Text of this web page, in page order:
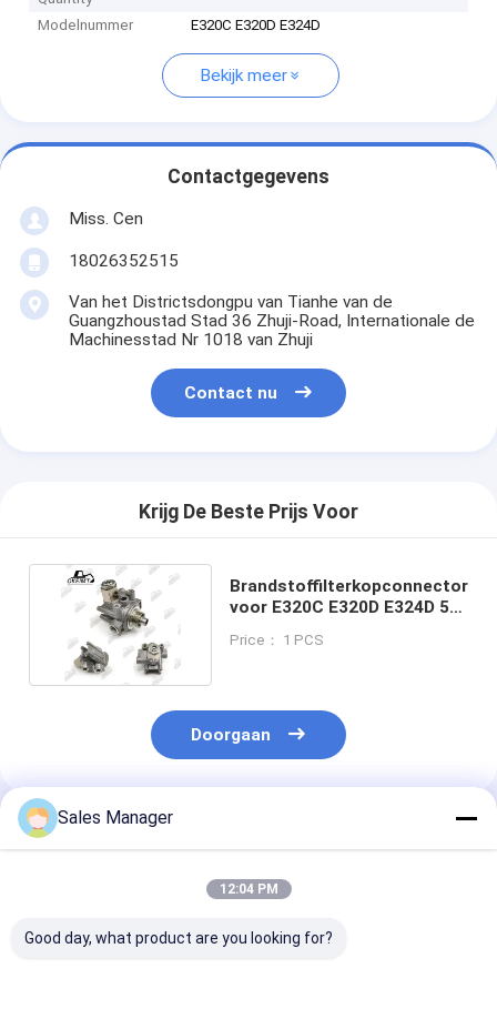
Modelnummer E320C E320D E324D
Bekijk meer
Contactgegevens
Miss. Cen
18026352515
Van het Districtsdongpu van Tianhe van de
Guangzhoustad Stad 36 Zhuji-Road, Internationale de
Machinesstad Nr 1018 van Zhuji
Contact nu
Krijg De Beste Prijs Voor
Brandstoffilterkopconnector
voor E320C E320D E324D 51-
Price： 1 PCS
Doorgaan
Geadviseerde Producten
Sales Manager
12:04 PM
Good day, what product are you looking for?